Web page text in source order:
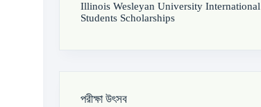
Illinois Wesleyan University International
Students Scholarships
পরীক্ষা উৎসব